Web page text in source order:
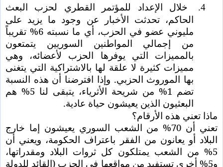
4.
خلال الإعداد للمؤتمر القطري لحزب البعث
الحاكم، تحدثت الأخبار عن وجود ما يزيد على
مليوني عضو في الحزب، أي ما نسبته 6% تقريباً
من إجمالي المواطنين السوريين يتمتعون
بالمميزات التي يوفرها الحزب لأعضائه، وهي
مميزات كثيرة لا علقة لها بالاشتراكية التي يتغنى
بها الموروث الحزبي. وإذا افترضنا أن هذه النسبة
تضم 1% من شريحة الأثرياء، يتبقى لنا 5% هم
البعثيون الذين يعيشون حياة عادية.
ماذا تعني هذه الأرقام؟
تعني أن 70% من الشعب السوري يعيشون إما خارج
البلاد أو يعانون من الفقر باعتراف الحكومة، ويعني أن
5% من الشعب يمتلكون كل ثروات البلاد ومقدراتها،
و5% أخرى تستفيد من مواقعها في الحزب (القائد للدولة